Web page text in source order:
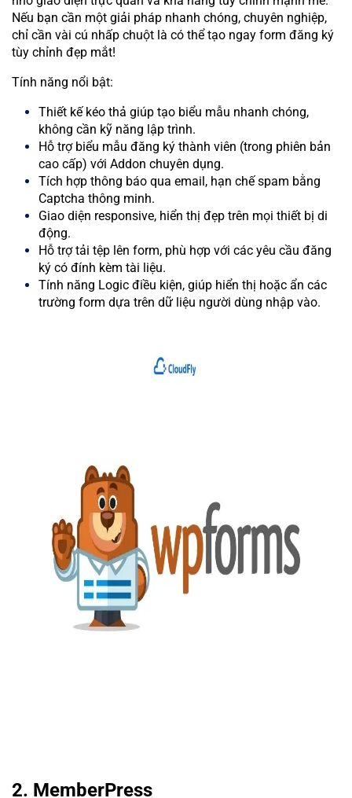
Nếu bạn cần một giải pháp nhanh chóng, chuyên nghiệp,
chỉ cần vài cú nhấp chuột là có thể tạo ngay form đăng ký
tùy chỉnh đẹp mắt!
Tính năng nổi bật:
Thiết kế kéo thả giúp tạo biểu mẫu nhanh chóng,
không cần kỹ năng lập trình.
Hỗ trợ biểu mẫu đăng ký thành viên (trong phiên bản
cao cấp) với Addon chuyên dụng.
Tích hợp thông báo qua email, hạn chế spam bằng
Captcha thông minh.
Giao diện responsive, hiển thị đẹp trên mọi thiết bị di
động.
Hỗ trợ tải tệp lên form, phù hợp với các yêu cầu đăng
ký có đính kèm tài liệu.
Tính năng Logic điều kiện, giúp hiển thị hoặc ẩn các
trường form dựa trên dữ liệu người dùng nhập vào.
2. MemberPress